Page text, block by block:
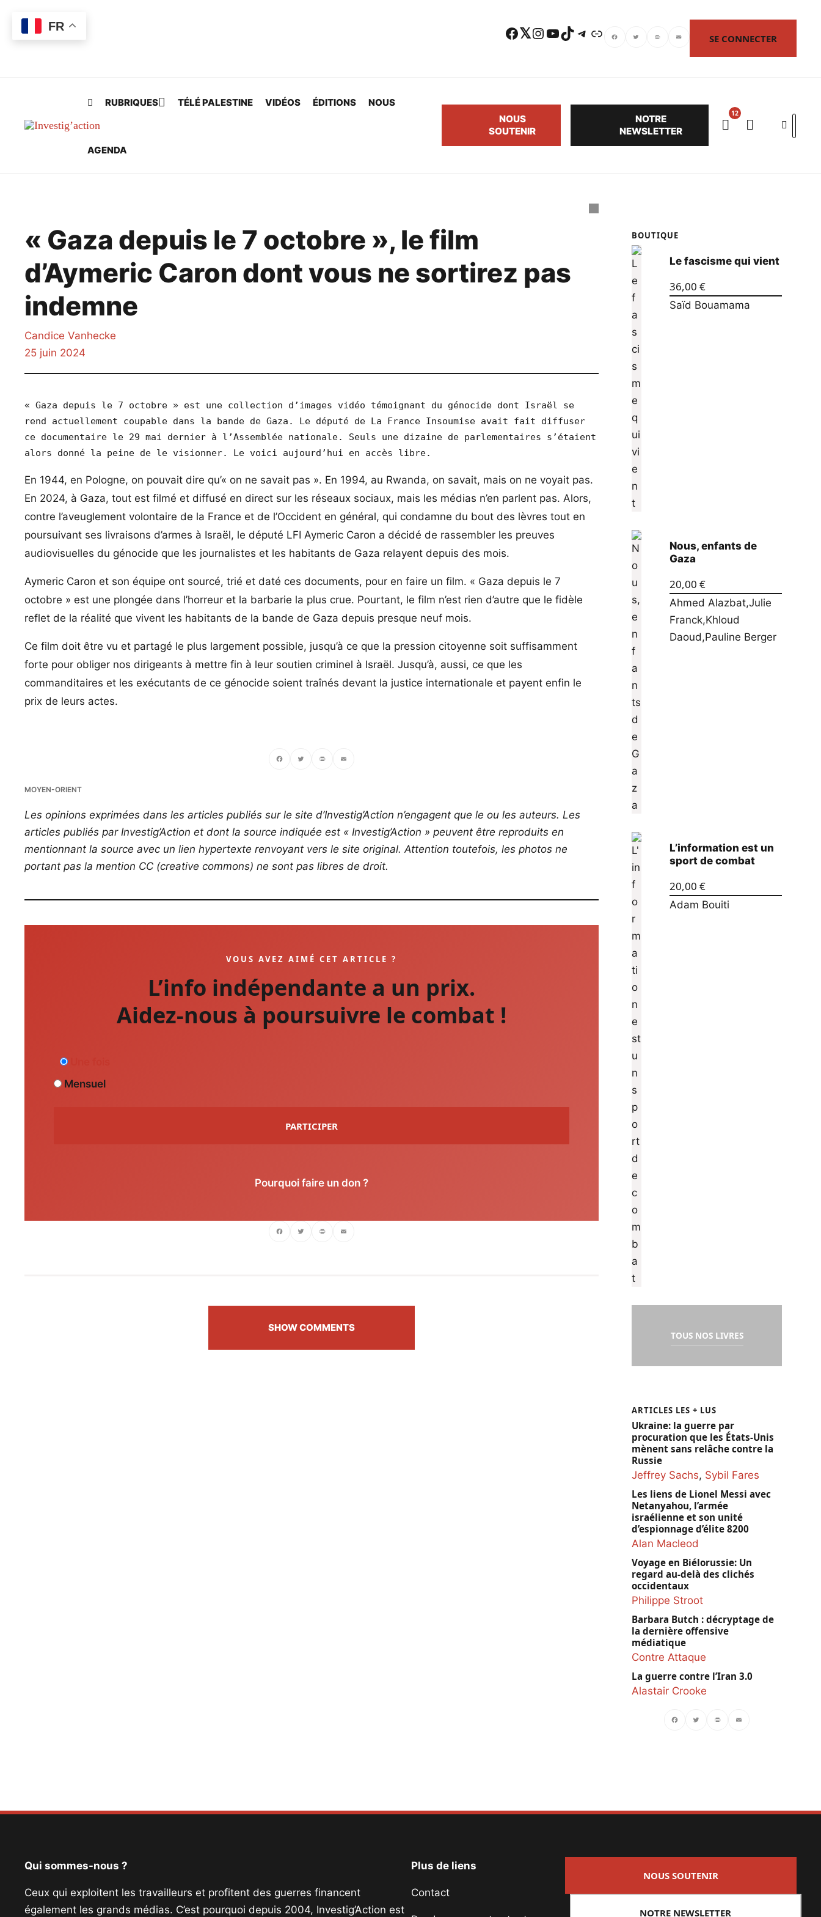
Facebook Twitter Instagram YouTube TikTok Telegram Lien SE CONNECTER
RUBRIQUES TÉLÉ PALESTINE VIDÉOS ÉDITIONS NOUS
AGENDA
NOUS
SOUTENIR
NOTRE
NEWSLETTER
« Gaza depuis le 7 octobre », le film
d’Aymeric Caron dont vous ne sortirez pas
indemne
Candice Vanhecke
25 juin 2024
« Gaza depuis le 7 octobre » est une collection d’images vidéo témoignant du génocide dont Israël se
rend actuellement coupable dans la bande de Gaza. Le député de La France Insoumise avait fait diffuser
ce documentaire le 29 mai dernier à l’Assemblée nationale. Seuls une dizaine de parlementaires s’étaient
alors donné la peine de le visionner. Le voici aujourd’hui en accès libre.
En 1944, en Pologne, on pouvait dire qu’« on ne savait pas ». En 1994, au Rwanda, on savait, mais on ne voyait pas.
En 2024, à Gaza, tout est filmé et diffusé en direct sur les réseaux sociaux, mais les médias n’en parlent pas. Alors,
contre l’aveuglement volontaire de la France et de l’Occident en général, qui condamne du bout des lèvres tout en
poursuivant ses livraisons d’armes à Israël, le député LFI Aymeric Caron a décidé de rassembler les preuves
audiovisuelles du génocide que les journalistes et les habitants de Gaza relayent depuis des mois.
Aymeric Caron et son équipe ont sourcé, trié et daté ces documents, pour en faire un film. « Gaza depuis le 7
octobre » est une plongée dans l’horreur et la barbarie la plus crue. Pourtant, le film n’est rien d’autre que le fidèle
reflet de la réalité que vivent les habitants de la bande de Gaza depuis presque neuf mois.
Ce film doit être vu et partagé le plus largement possible, jusqu’à ce que la pression citoyenne soit suffisamment
forte pour obliger nos dirigeants à mettre fin à leur soutien criminel à Israël. Jusqu’à, aussi, ce que les
commanditaires et les exécutants de ce génocide soient traînés devant la justice internationale et payent enfin le
prix de leurs actes.
MOYEN-ORIENT
Les opinions exprimées dans les articles publiés sur le site d’Investig’Action n’engagent que le ou les auteurs. Les
articles publiés par Investig’Action et dont la source indiquée est « Investig’Action » peuvent être reproduits en
mentionnant la source avec un lien hypertexte renvoyant vers le site original. Attention toutefois, les photos ne
portant pas la mention CC (creative commons) ne sont pas libres de droit.
VOUS AVEZ AIMÉ CET ARTICLE ?
L’info indépendante a un prix.
Aidez-nous à poursuivre le combat !
Mensuel
PARTICIPER
Pourquoi faire un don ?
SHOW COMMENTS
BOUTIQUE
Le fascisme qui vient
36,00 €
Saïd Bouamama
Nous, enfants de
Gaza
20,00 €
Ahmed Alazbat,Julie
Franck,Khloud
Daoud,Pauline Berger
L’information est un
sport de combat
20,00 €
Adam Bouiti
TOUS NOS LIVRES
ARTICLES LES + LUS
Ukraine: la guerre par
procuration que les États-Unis
mènent sans relâche contre la
Russie
Jeffrey Sachs, Sybil Fares
Les liens de Lionel Messi avec
Netanyahou, l’armée
israélienne et son unité
d’espionnage d’élite 8200
Alan Macleod
Voyage en Biélorussie: Un
regard au-delà des clichés
occidentaux
Philippe Stroot
Barbara Butch : décryptage de
la dernière offensive
médiatique
Contre Attaque
La guerre contre l’Iran 3.0
Alastair Crooke
Qui sommes-nous ?
Ceux qui exploitent les travailleurs et profitent des guerres financent
également les grands médias. C’est pourquoi depuis 2004, Investig’Action est
Plus de liens
Contact
NOUS SOUTENIR
NOTRE NEWSLETTER
FR